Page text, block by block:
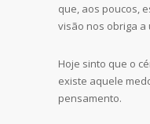
que, aos poucos,
visão nos obriga
Hoje sinto que o
existe aquele
pensamento.